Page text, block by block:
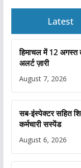
Latest
हिमाचल में 12 अगस्त
अलर्ट ज़ारी
August 7, 2026
सब-इंस्पेक्टर सहित
कर्मचारी सस्पेंड
August 6, 2026